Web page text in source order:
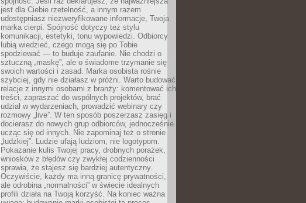
jest dla Ciebie rzetelność, a innym razem
udostępniasz niezweryfikowane informacje, Twoja
marka cierpi. Spójność dotyczy też stylu
komunikacji, estetyki, tonu wypowiedzi. Odbiorcy
lubią wiedzieć, czego mogą się po Tobie
spodziewać — to buduje zaufanie. Nie chodzi o
sztuczną „maskę”, ale o świadome trzymanie się
swoich wartości i zasad. Marka osobista rośnie
szybciej, gdy nie działasz w próżni. Warto budować
relacje z innymi osobami z branży: komentować ich
treści, zapraszać do wspólnych projektów, brać
udział w wydarzeniach, prowadzić webinary czy
rozmowy „live”. W ten sposób poszerzasz zasięg i
docierasz do nowych grup odbiorców, jednocześnie
ucząc się od innych. Nie zapominaj też o stronie
„ludzkiej”. Ludzie ufają ludziom, nie logotypom.
Pokazanie kulis Twojej pracy, drobnych porażek,
wniosków z błędów czy zwykłej codzienności
sprawia, że stajesz się bardziej autentyczny.
Oczywiście, każdy ma inną granicę prywatności,
ale odrobina „normalności” w świecie idealnych
profili działa na Twoją korzyść. Na koniec ważna